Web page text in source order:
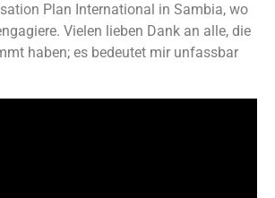
Plan International in Sambia, wo
Vielen lieben Dank an alle, die
haben; es bedeutet mir unfassbar